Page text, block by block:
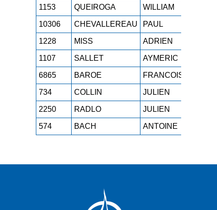
1153 QUEIROGA WILLIAM
10306 CHEVALLEREAU PAUL
1228 MISS ADRIEN
1107 SALLET AYMERIC
6865 BAROE FRANCOIS
734 COLLIN JULIEN
2250 RADLO JULIEN
574 BACH ANTOINE